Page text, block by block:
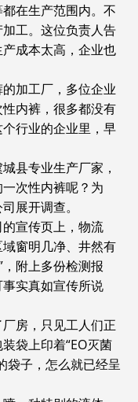
在生产范围内。不
工。这位负责人告
成本太高，企业也
加工厂，多位企业
内裤，很多都没有
行业的企业里，早
县专业生产厂家，
次性内裤呢？为
展开调查。
宣传页上，物流
窗明几净、井然有
附上多份检测报
实真如宣传所说
房，只见工人们正
袋上印着“EO灭菌
袋子，怎么就已经呈